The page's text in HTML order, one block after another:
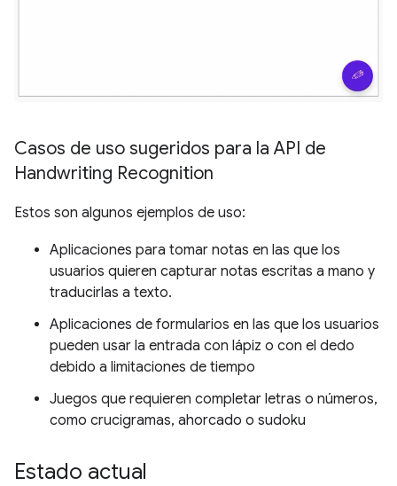
Casos de uso sugeridos para la API de
Handwriting Recognition
Estos son algunos ejemplos de uso:
Aplicaciones para tomar notas en las que los
usuarios quieren capturar notas escritas a mano y
traducirlas a texto.
Aplicaciones de formularios en las que los usuarios
pueden usar la entrada con lápiz o con el dedo
debido a limitaciones de tiempo
Juegos que requieren completar letras o números,
como crucigramas, ahorcado o sudoku
Estado actual